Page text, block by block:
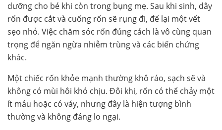
dưỡng cho bé khi còn trong bụng mẹ. Sau khi sinh, dây
rốn được cắt và cuống rốn sẽ rụng đi, để lại một vết
sẹo nhỏ. Việc chăm sóc rốn đúng cách là vô cùng quan
trọng để ngăn ngừa nhiễm trùng và các biến chứng
khác.
Một chiếc rốn khỏe mạnh thường khô ráo, sạch sẽ và
không có mùi hôi khó chịu. Đôi khi, rốn có thể chảy một
ít máu hoặc có vảy, nhưng đây là hiện tượng bình
thường và không đáng lo ngại.